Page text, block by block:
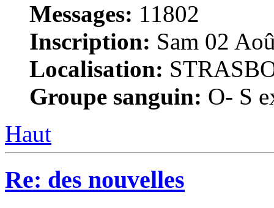
Messages: 11802
Inscription: Sam 02
Localisation:
Groupe sanguin: O- S
Haut
Re: des nouvelles